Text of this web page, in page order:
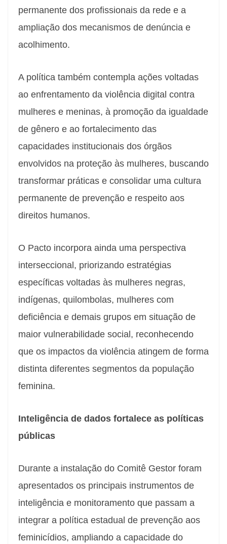
permanente dos profissionais da rede e a
ampliação dos mecanismos de denúncia e
acolhimento.
A política também contempla ações voltadas
ao enfrentamento da violência digital contra
mulheres e meninas, à promoção da igualdade
de gênero e ao fortalecimento das
capacidades institucionais dos órgãos
envolvidos na proteção às mulheres, buscando
transformar práticas e consolidar uma cultura
permanente de prevenção e respeito aos
direitos humanos.
O Pacto incorpora ainda uma perspectiva
interseccional, priorizando estratégias
específicas voltadas às mulheres negras,
indígenas, quilombolas, mulheres com
deficiência e demais grupos em situação de
maior vulnerabilidade social, reconhecendo
que os impactos da violência atingem de forma
distinta diferentes segmentos da população
feminina.
Inteligência de dados fortalece as políticas
públicas
Durante a instalação do Comitê Gestor foram
apresentados os principais instrumentos de
inteligência e monitoramento que passam a
integrar a política estadual de prevenção aos
feminicídios, ampliando a capacidade do